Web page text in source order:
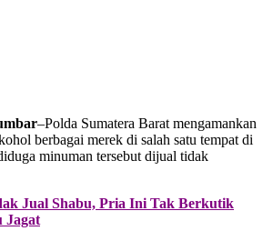
–Polda Sumatera Barat mengamankan
berbagai merek di salah satu tempat di
minuman tersebut dijual tidak
Jual Shabu, Pria Ini Tak Berkutik
Jagat